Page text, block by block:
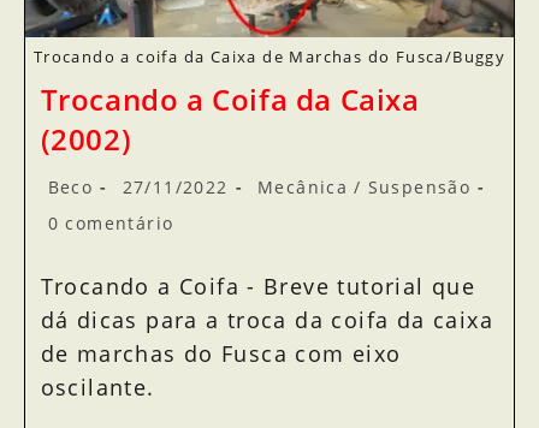
Trocando a coifa da Caixa de Marchas do Fusca/Buggy
Trocando a Coifa da Caixa
(2002)
Beco 27/11/2022 Mecânica / Suspensão
0 comentário
Trocando a Coifa - Breve tutorial que
dá dicas para a troca da coifa da caixa
de marchas do Fusca com eixo
oscilante.